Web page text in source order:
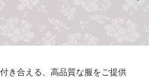
き合える、高品質な服をご提供